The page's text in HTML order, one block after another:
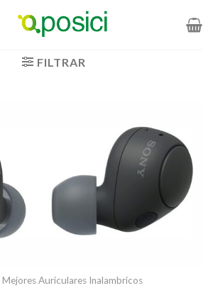
FILTRAR
Mejores Auriculares Inalambricos